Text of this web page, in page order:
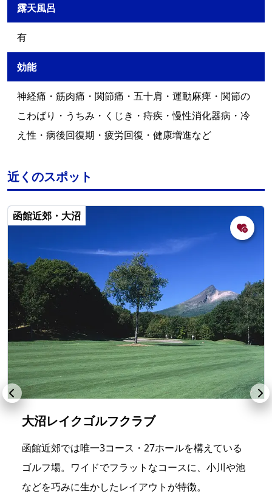
露天風呂
有
効能
神経痛・筋肉痛・関節痛・五十肩・運動麻痺・関節の
こわばり・うちみ・くじき・痔疾・慢性消化器病・冷
え性・病後回復期・疲労回復・健康増進など
近くのスポット
函館近郊・大沼
大沼レイクゴルフクラブ
函館近郊では唯一3コース・27ホールを構えている
ゴルフ場。ワイドでフラットなコースに、小川や池
などを巧みに生かしたレイアウトが特徴。